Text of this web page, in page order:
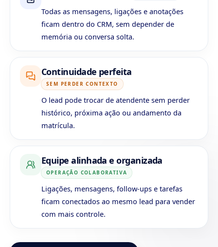
Todas as mensagens, ligações e anotações
ficam dentro do CRM, sem depender de
memória ou conversa solta.
Continuidade perfeita
SEM PERDER CONTEXTO
O lead pode trocar de atendente sem perder
histórico, próxima ação ou andamento da
matrícula.
Equipe alinhada e organizada
OPERAÇÃO COLABORATIVA
Ligações, mensagens, follow-ups e tarefas
ficam conectados ao mesmo lead para vender
com mais controle.